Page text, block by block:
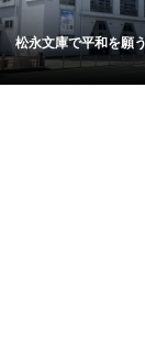
松永文庫で平和を願